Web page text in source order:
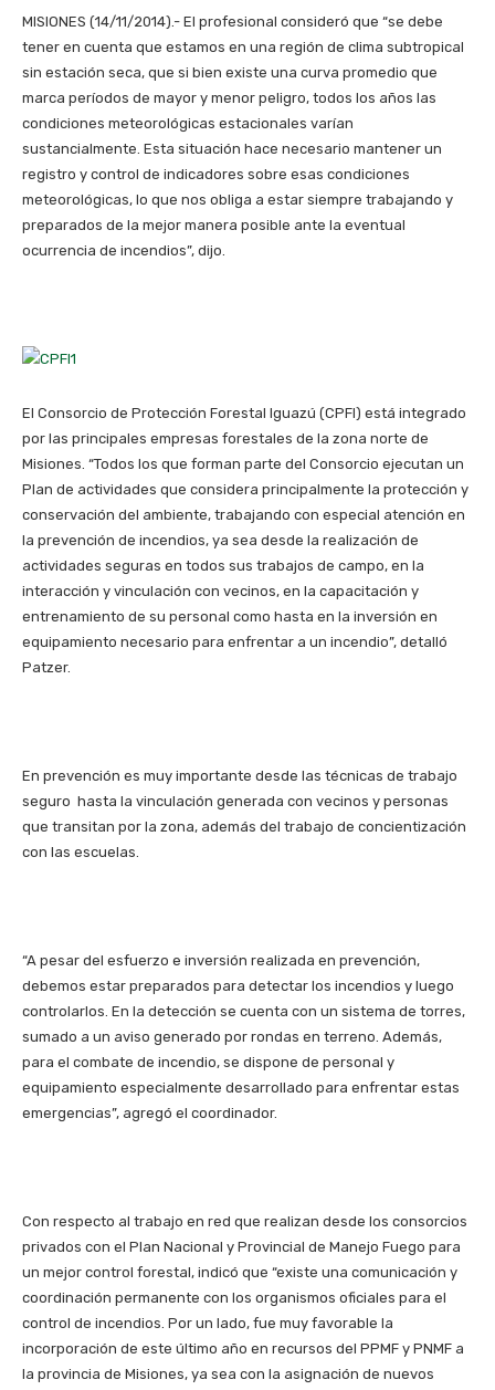
MISIONES (14/11/2014).- El profesional consideró que “se debe
tener en cuenta que estamos en una región de clima subtropical
sin estación seca, que si bien existe una curva promedio que
marca períodos de mayor y menor peligro, todos los años las
condiciones meteorológicas estacionales varían
sustancialmente. Esta situación hace necesario mantener un
registro y control de indicadores sobre esas condiciones
meteorológicas, lo que nos obliga a estar siempre trabajando y
preparados de la mejor manera posible ante la eventual
ocurrencia de incendios”, dijo.
El Consorcio de Protección Forestal Iguazú (CPFI) está integrado
por las principales empresas forestales de la zona norte de
Misiones. “Todos los que forman parte del Consorcio ejecutan un
Plan de actividades que considera principalmente la protección y
conservación del ambiente, trabajando con especial atención en
la prevención de incendios, ya sea desde la realización de
actividades seguras en todos sus trabajos de campo, en la
interacción y vinculación con vecinos, en la capacitación y
entrenamiento de su personal como hasta en la inversión en
equipamiento necesario para enfrentar a un incendio”, detalló
Patzer.
En prevención es muy importante desde las técnicas de trabajo
seguro hasta la vinculación generada con vecinos y personas
que transitan por la zona, además del trabajo de concientización
con las escuelas.
“A pesar del esfuerzo e inversión realizada en prevención,
debemos estar preparados para detectar los incendios y luego
controlarlos. En la detección se cuenta con un sistema de torres,
sumado a un aviso generado por rondas en terreno. Además,
para el combate de incendio, se dispone de personal y
equipamiento especialmente desarrollado para enfrentar estas
emergencias”, agregó el coordinador.
Con respecto al trabajo en red que realizan desde los consorcios
privados con el Plan Nacional y Provincial de Manejo Fuego para
un mejor control forestal, indicó que “existe una comunicación y
coordinación permanente con los organismos oficiales para el
control de incendios. Por un lado, fue muy favorable la
incorporación de este último año en recursos del PPMF y PNMF a
la provincia de Misiones, ya sea con la asignación de nuevos